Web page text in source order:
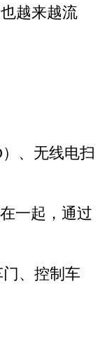
越来越流
、无线电扫
一起，通过
、控制车